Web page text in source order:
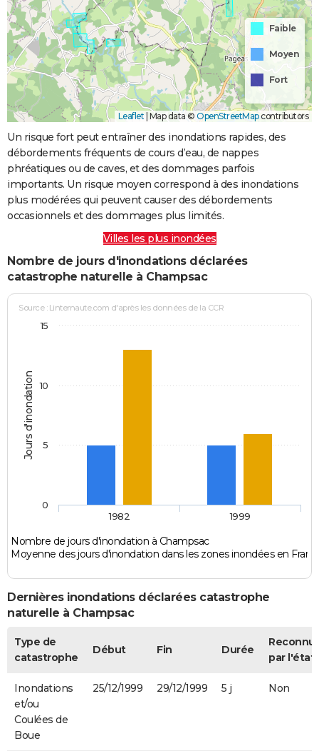
Faible
Moyen
Fort
Leaflet | Map data © OpenStreetMapcontributors
Un risque fort peut entraîner des inondations rapides, des
débordements fréquents de cours d’eau, de nappes
phréatiques ou de caves, et des dommages parfois
importants. Un risque moyen correspond à des inondations
plus modérées qui peuvent causer des débordements
occasionnels et des dommages plus limités.
Villes les plus inondées
Nombre de jours d'inondations déclarées
catastrophe naturelle à Champsac
Jours d'inondation
Source : Linternaute.com d'après les données de la CCR
Nombre de jours d'inondation à Champsac
Moyenne des jours d'inondation dans les zones inondées en
1982 1999
0
5
10
15
Dernières inondations déclarées catastrophe
naturelle à Champsac
Type de
catastrophe
Début Fin Durée
par l'état
Inondations
et/ou
Coulées de
Boue
25/12/1999 29/12/1999 5 j Non